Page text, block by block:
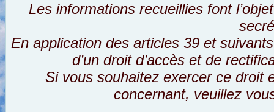
Les informations recueillies font
En application des articles 39 et
d’un droit d’accès et de
Si vous souhaitez exercer ce droit
concernant, veuillez